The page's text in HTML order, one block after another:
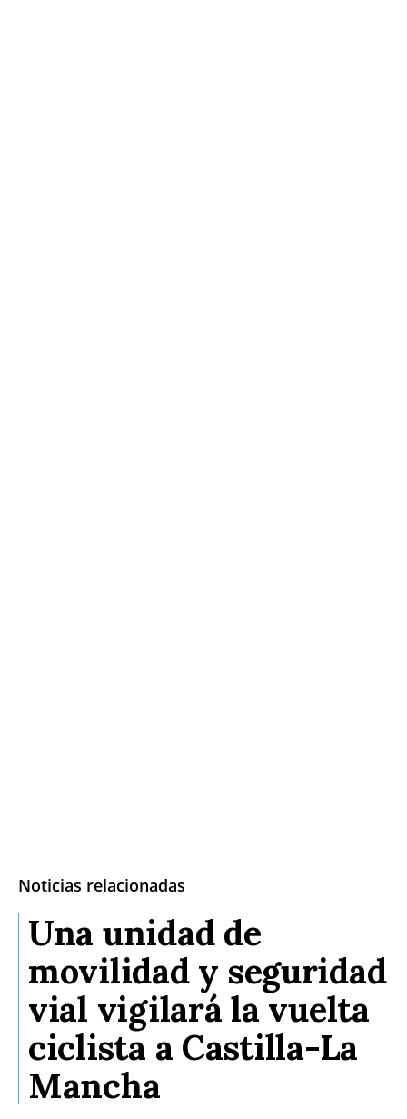
Noticias relacionadas
Una unidad de
movilidad y seguridad
vial vigilará la vuelta
ciclista a Castilla-La
Mancha